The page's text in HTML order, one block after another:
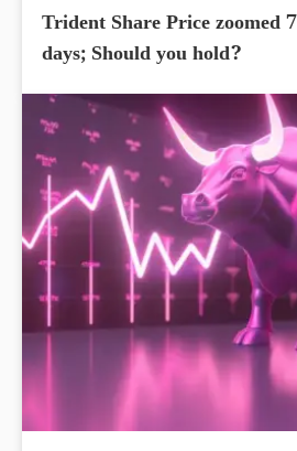
Trident Share Price zoomed
days; Should you hold?